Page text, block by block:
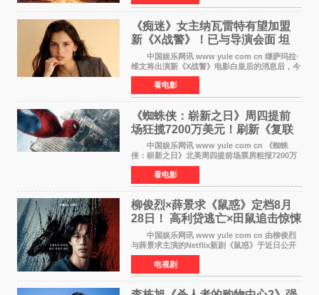
档登陆院线以
《痴迷》女主纳瓦雷特有望加盟
新《X战警》！已与导演会面 坦
言“魔形女一直很酷”
中国娱乐网讯 www yule com cn 继萨玛拉·
维文将出演新《X战警》电影白皇后的消息后，今
年暑期档大热恐怖片《痴迷》女主角印达·纳瓦雷
特也有望加盟这部备受瞩目的漫威新作——目前
还处于有
看电影
《蜘蛛侠：崭新之日》周四提前
场狂揽7200万美元！刷新《复联
4》保持影史纪录
中国娱乐网讯 www yule com cn 《蜘蛛
侠：崭新之日》北美周四提前场票房粗报7200万
美元，创下影史单片北美提前场票房新纪录——
此前该纪录由《复仇者联盟4：终局之战》的6000
万美元保持，本
看电影
柳俊烈×薛景求《鼠惑》定档8月
28日！ 高利贷逃亡×田鼠追击惊悚
来袭
中国娱乐网讯 www yule com cn 由柳俊烈
与薛景求主演的Netflix新剧《鼠惑》于近日公开
主海报，正式定档8月28日上线。 海报中，柳
俊烈与薛景求背对背站立，各自朝向相反方向，
幽暗的色调与
电视剧